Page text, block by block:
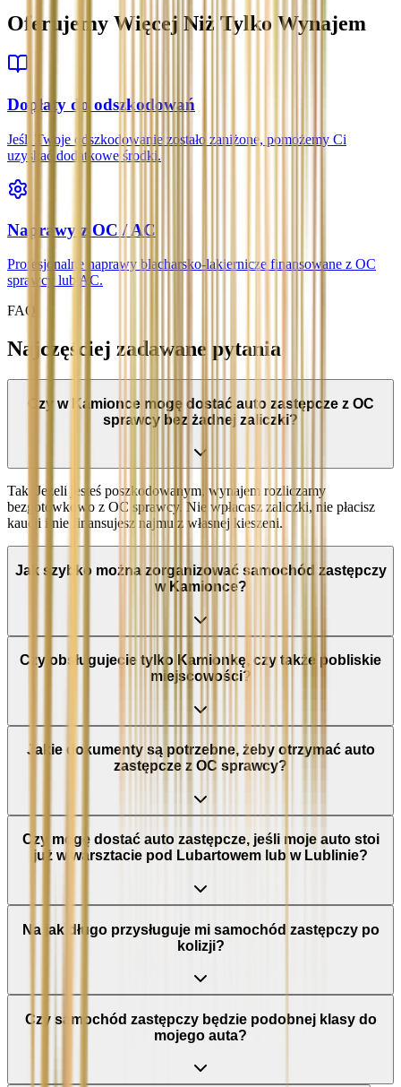
Oferujemy Więcej Niż Tylko Wynajem
Dopłaty do odszkodowań
Jeśli Twoje odszkodowanie zostało zaniżone, pomożemy Ci
uzyskać dodatkowe środki.
Naprawy z OC / AC
Profesjonalne naprawy blacharsko-lakiernicze finansowane z OC
sprawcy lub AC.
FAQ
Najczęściej zadawane pytania
Czy w Kamionce mogę dostać auto zastępcze z OC
sprawcy bez żadnej zaliczki?
Tak. Jeżeli jesteś poszkodowanym, wynajem rozliczamy
bezgotówkowo z OC sprawcy. Nie wpłacasz zaliczki, nie płacisz
kaucji i nie finansujesz najmu z własnej kieszeni.
Jak szybko można zorganizować samochód zastępczy
w Kamionce?
Czy obsługujecie tylko Kamionkę, czy także pobliskie
miejscowości?
Jakie dokumenty są potrzebne, żeby otrzymać auto
zastępcze z OC sprawcy?
Czy mogę dostać auto zastępcze, jeśli moje auto stoi
już w warsztacie pod Lubartowem lub w Lublinie?
Na jak długo przysługuje mi samochód zastępczy po
kolizji?
Czy samochód zastępczy będzie podobnej klasy do
mojego auta?